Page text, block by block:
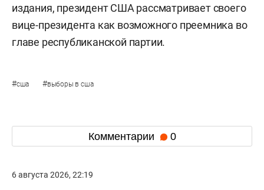
издания, президент США рассматривает своего
вице-президента как возможного преемника во
главе республиканской партии.
#сша #выборы в сша
Комментарии 0
6 августа 2026, 22:19